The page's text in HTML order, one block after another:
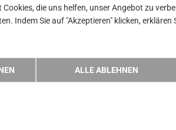
Blog
Tischkreissäge TS 254 mit Untergestell
Cookies, die uns helfen, unser Angebot zu
Indem Sie auf "Akzeptieren" klicken,
ALLE ABLEHNEN